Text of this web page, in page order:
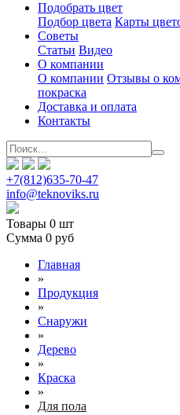
Подобрать цвет
Подбор цвета Карты
Советы
Статьи Видео
О компании
О компании Отзывы о
покраска
Доставка и оплата
Контакты
+7(812)635-70-47
info@teknoviks.ru
Товары 0 шт
Сумма 0 руб
Главная
»
Продукция
»
Снаружи
»
Дерево
»
Краска
»
Для пола